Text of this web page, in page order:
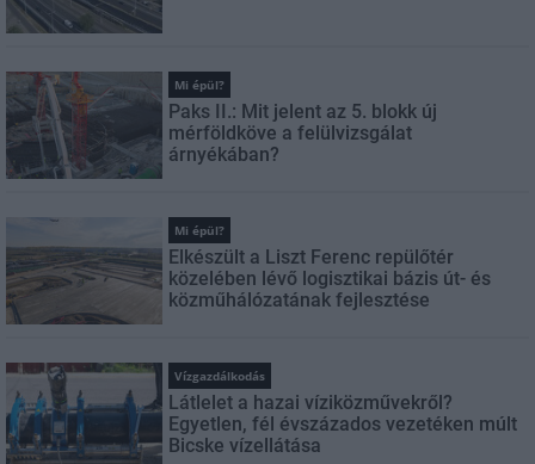
Mi épül?
Paks II.: Mit jelent az 5. blokk új
mérföldköve a felülvizsgálat
árnyékában?
Mi épül?
Elkészült a Liszt Ferenc repülőtér
közelében lévő logisztikai bázis út- és
közműhálózatának fejlesztése
Vízgazdálkodás
Látlelet a hazai víziközművekről?
Egyetlen, fél évszázados vezetéken múlt
Bicske vízellátása